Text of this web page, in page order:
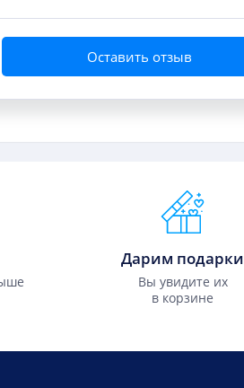
Оставить отзыв
Дарим подарки
Вы увидите их
в корзине